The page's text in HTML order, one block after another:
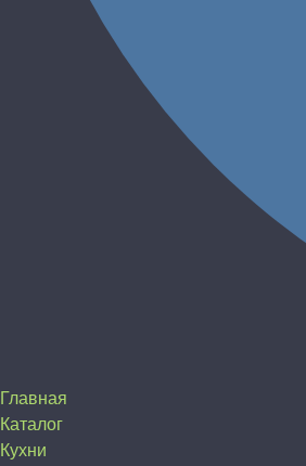
Главная
Каталог
Кухни